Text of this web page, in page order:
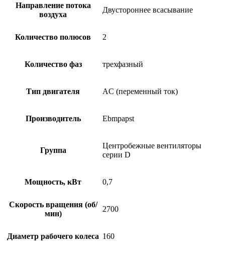
Направление потока
воздуха
Двустороннее всасывание
Количество полюсов 2
Количество фаз трехфазный
Тип двигателя AC (переменный ток)
Производитель Ebmpapst
Группа
Центробежные вентиляторы
серии D
Мощность, кВт 0,7
Скорость вращения (об/
мин)
2700
Диаметр рабочего колеса 160